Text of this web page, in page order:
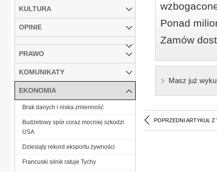
Ponad
Zamów
Masz już
POPRZEDNI ARTYKUŁ Z
KULTURA
OPINIE
PRAWO
KOMUNIKATY
EKONOMIA
Brak danych i niska zmienność
Budżetowy spór coraz mocniej szkodzi
USA
Dziesiąty rekord eksportu żywności
Francuski silnik ratuje Tychy